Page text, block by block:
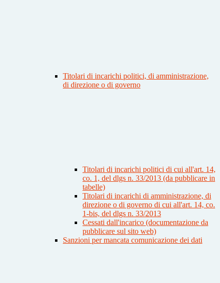
Titolari di incarichi politici, di amministrazione,
di direzione o di governo
Titolari di incarichi politici di cui all'art. 14,
co. 1, del dlgs n. 33/2013 (da pubblicare in
tabelle)
Titolari di incarichi di amministrazione, di
direzione o di governo di cui all'art. 14, co.
1-bis, del dlgs n. 33/2013
Cessati dall'incarico (documentazione da
pubblicare sul sito web)
Sanzioni per mancata comunicazione dei dati